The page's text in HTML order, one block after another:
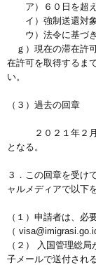
ア）６０日を超え
イ）強制送還対
ウ）法令に基づき
ｇ）現在の滞在許
在許可を取得するま
い。
（３）過去の回章
２０２１年２月１
となる。
３．この回章を受け
ャルメディアで以下
（１）申請者は、
（
（２） 入国管理総
子メールで送付される